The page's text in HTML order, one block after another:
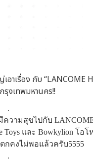
าเรื่อง กับ
รุงเทพมหานคร!!
.
วามสุขไปกับ
Toys และ Bowkylion โ
กคงไม่พอแล้วครับ5555
.